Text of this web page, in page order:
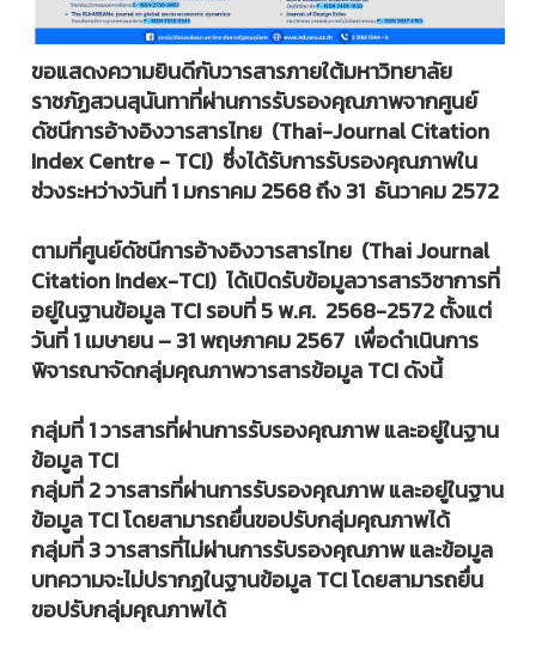
ขอแสดงความยินดีกับวารสารภายใต้มหาวิทยาลัย
ราชภัฏสวนสุนันทาที่ผ่านการรับรองคุณภาพจากศูนย์
ดัชนีการอ้างอิงวารสารไทย (Thai-Journal Citation
Index Centre - TCI) ซึ่งได้รับการรับรองคุณภาพใน
ช่วงระหว่างวันที่ 1 มกราคม 2568 ถึง 31 ธันวาคม 2572
ตามที่ศูนย์ดัชนีการอ้างอิงวารสารไทย (Thai Journal
Citation Index-TCI) ได้เปิดรับข้อมูลวารสารวิชาการที่
อยู่ในฐานข้อมูล TCI รอบที่ 5 พ.ศ. 2568-2572 ตั้งแต่
วันที่ 1 เมษายน – 31 พฤษภาคม 2567 เพื่อดำเนินการ
พิจารณาจัดกลุ่มคุณภาพวารสารข้อมูล TCI ดังนี้
กลุ่มที่ 1 วารสารที่ผ่านการรับรองคุณภาพ และอยู่ในฐาน
ข้อมูล TCI
กลุ่มที่ 2 วารสารที่ผ่านการรับรองคุณภาพ และอยู่ในฐาน
ข้อมูล TCI โดยสามารถยื่นขอปรับกลุ่มคุณภาพได้
กลุ่มที่ 3 วารสารที่ไม่ผ่านการรับรองคุณภาพ และข้อมูล
บทความจะไม่ปรากฏในฐานข้อมูล TCI โดยสามารถยื่น
ขอปรับกลุ่มคุณภาพได้